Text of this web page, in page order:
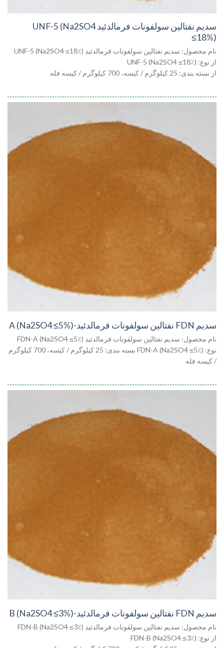
سدیم نفتالین سولفونات فرمالدئید UNF-5 (Na2SO4
≤18%)
نام محصول: سدیم نفتالین سولفونات فرمالدئید UNF-5 (Na2SO4 ≤18٪)
از نوع: UNF-5 (Na2SO4 ≤18٪)
از بسته بندی: 25 کیلوگرم / کیسه، 700 کیلوگرم / کیسه فله
سدیم FDN نفتالین سولفونات فرمالدئید-A (Na2SO4 ≤5%)
نام محصول: سدیم نفتالین سولفونات فرمالدئید FDN-A (Na2SO4 ≤5٪)
نوع: FDN-A (Na2SO4 ≤5٪) بسته بندی: 25 کیلوگرم / کیسه، 700 کیلوگرم
/ کیسه فله
سدیم FDN نفتالین سولفونات فرمالدئید-B (Na2SO4 ≤3%)
نام محصول: سدیم نفتالین سولفونات فرمالدئید FDN-B (Na2SO4 ≤3٪)
از نوع: FDN-B (Na2SO4 ≤3٪)